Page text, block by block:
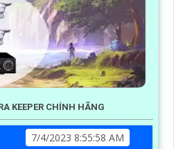
KEEPER CHÍNH HÃNG
7/4/2023 8:55:58 AM